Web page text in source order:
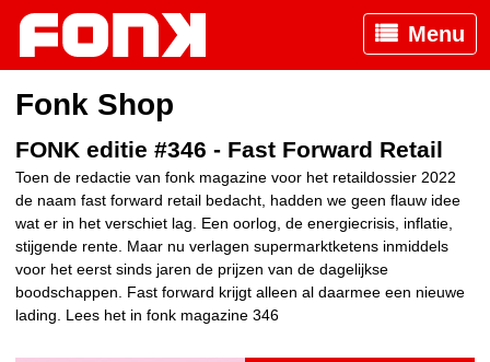
Menu
Fonk Shop
FONK editie #346 - Fast Forward Retail
Toen de redactie van fonk magazine voor het retaildossier 2022
de naam fast forward retail bedacht, hadden we geen flauw idee
wat er in het verschiet lag. Een oorlog, de energiecrisis, inflatie,
stijgende rente. Maar nu verlagen supermarktketens inmiddels
voor het eerst sinds jaren de prijzen van de dagelijkse
boodschappen. Fast forward krijgt alleen al daarmee een nieuwe
lading. Lees het in fonk magazine 346